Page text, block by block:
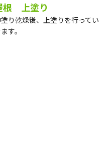
根 上塗り
り乾燥後、上塗りを行ってい
す。